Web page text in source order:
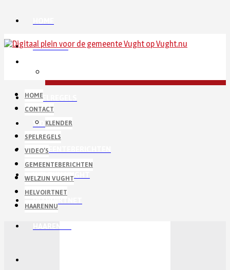
HOME
CONTACT
SPELREGELS
VIDEO’S
GEMEENTEBERICHTEN
WELZIJN VUGHT
HELVOIRTNET
HAARENNU
HOME
CONTACT
KLENDER
SPELREGELS
VIDEO’S
GEMEENTEBERICHTEN
WELZIJN VUGHT
HELVOIRTNET
HAARENNU